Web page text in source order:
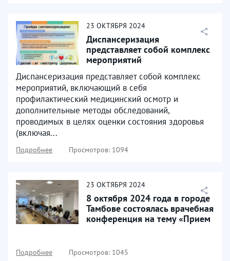
23 ОКТЯБРЯ 2024
Диспансеризация
представляет собой комплекс
мероприятий
Диспансеризация представляет собой комплекс
мероприятий, включающий в себя
профилактический медицинский осмотр и
дополнительные методы обследований,
проводимых в целях оценки состояния здоровья
(включая...
Подробнее Просмотров: 1094
23 ОКТЯБРЯ 2024
8 октября 2024 года в городе
Тамбове состоялась врачебная
конференция на тему «Прием
Подробнее Просмотров: 1045